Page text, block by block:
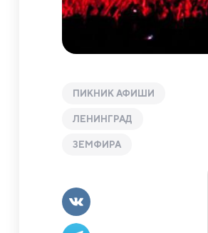
ПИКНИК АФИШИ
ЛЕНИНГРАД
ЗЕМФИРА